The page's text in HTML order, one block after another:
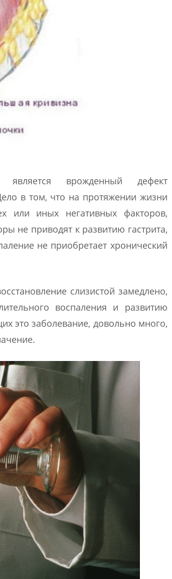
является врожденный дефект
в том, что на протяжении жизни
или иных негативных факторов,
не приводят к развитию гастрита,
не приобретает хронический
слизистой замедлено,
воспаления и развитию
это заболевание, довольно много,